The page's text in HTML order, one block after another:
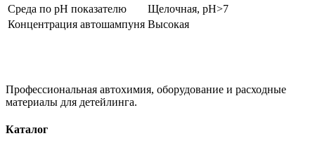
Среда по pH показателю
Щелочная, pH>7
Концентрация автошампуня Высокая
Профессиональная автохимия, оборудование и расходные
материалы для детейлинга.
Каталог